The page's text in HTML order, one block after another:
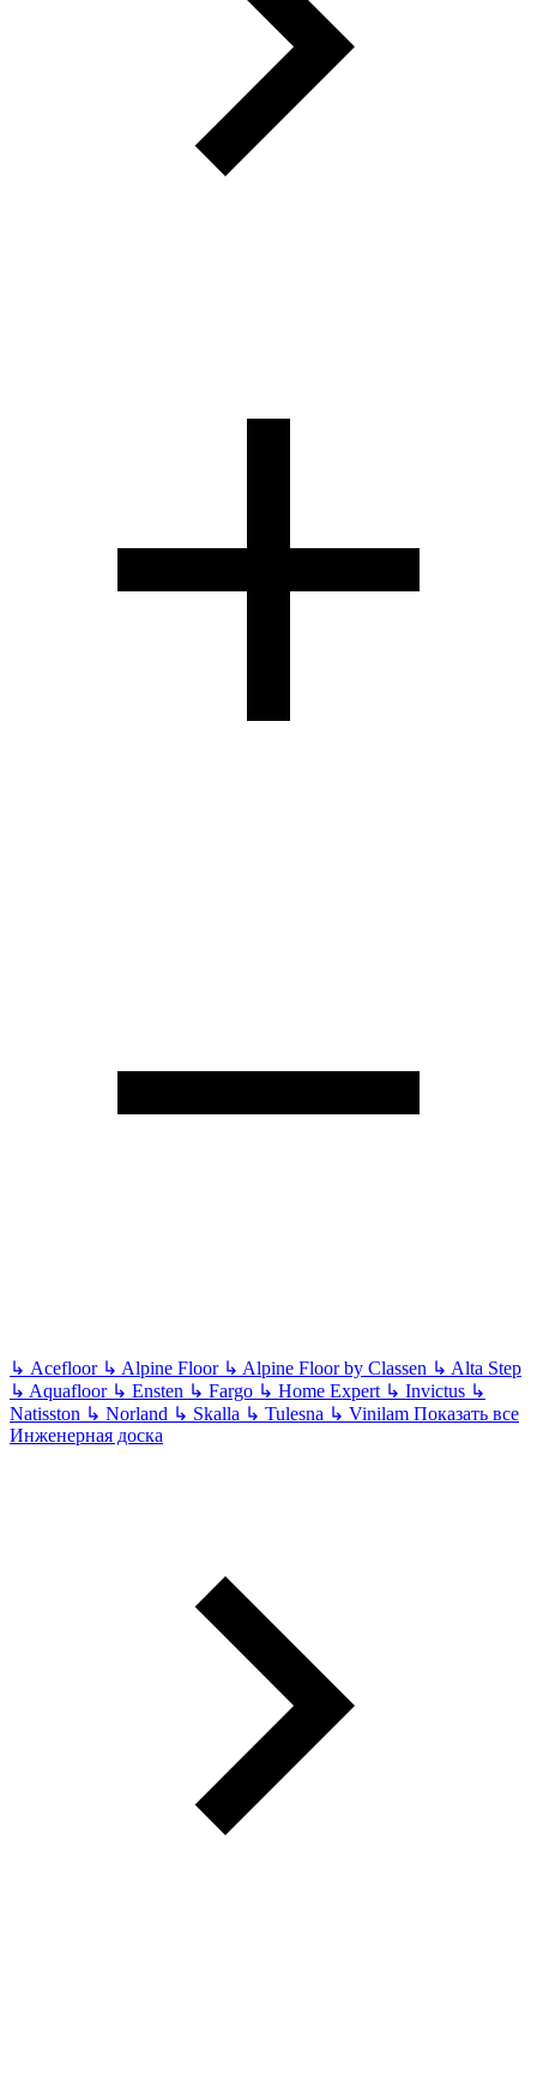
↳ Acefloor ↳ Alpine Floor ↳ Alpine Floor by Classen ↳ Alta Step
↳ Aquafloor ↳ Ensten ↳ Fargo ↳ Home Expert ↳ Invictus ↳
Natisston ↳ Norland ↳ Skalla ↳ Tulesna ↳ Vinilam Показать все
Инженерная доска